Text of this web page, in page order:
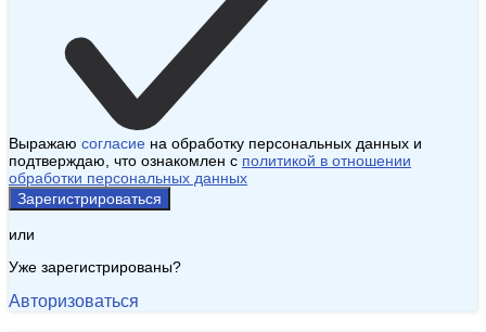
Выражаю согласие на обработку персональных данных и
подтверждаю, что ознакомлен с политикой в отношении
обработки персональных данных
Зарегистрироваться
или
Уже зарегистрированы?
Авторизоваться